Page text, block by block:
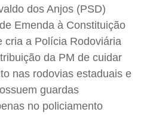
dos Anjos (PSD)
Emenda à Constituição
cria a Polícia Rodoviária
da PM de cuidar
nas rodovias estaduais e
guardas
no policiamento